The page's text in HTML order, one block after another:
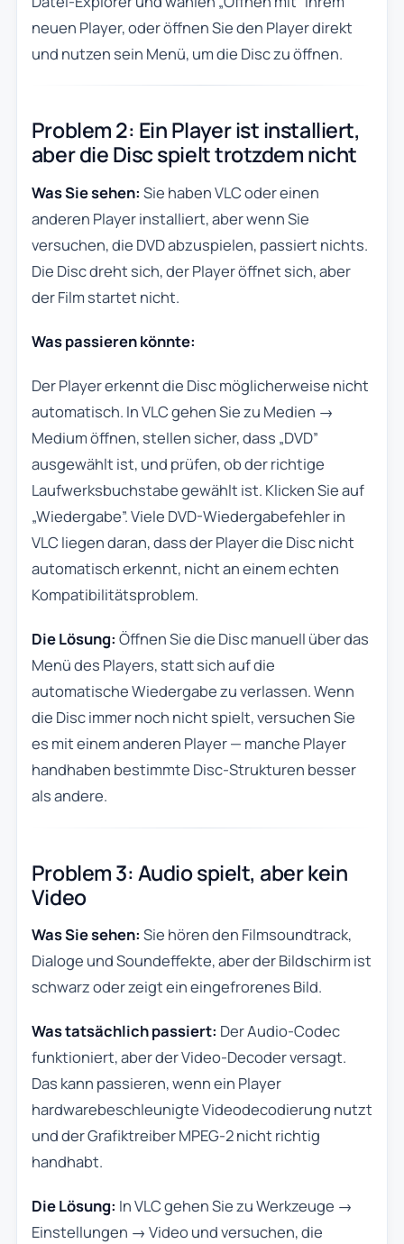
neuen Player, oder öffnen Sie den Player direkt
und nutzen sein Menü, um die Disc zu öffnen.
Problem 2: Ein Player ist installiert,
aber die Disc spielt trotzdem nicht
Was Sie sehen: Sie haben VLC oder einen
anderen Player installiert, aber wenn Sie
versuchen, die DVD abzuspielen, passiert nichts.
Die Disc dreht sich, der Player öffnet sich, aber
der Film startet nicht.
Was passieren könnte:
Der Player erkennt die Disc möglicherweise nicht
automatisch. In VLC gehen Sie zu Medien →
Medium öffnen, stellen sicher, dass „DVD”
ausgewählt ist, und prüfen, ob der richtige
Laufwerksbuchstabe gewählt ist. Klicken Sie auf
„Wiedergabe”. Viele DVD-Wiedergabefehler in
VLC liegen daran, dass der Player die Disc nicht
automatisch erkennt, nicht an einem echten
Kompatibilitätsproblem.
Die Lösung: Öffnen Sie die Disc manuell über das
Menü des Players, statt sich auf die
automatische Wiedergabe zu verlassen. Wenn
die Disc immer noch nicht spielt, versuchen Sie
es mit einem anderen Player — manche Player
handhaben bestimmte Disc-Strukturen besser
als andere.
Problem 3: Audio spielt, aber kein
Video
Was Sie sehen: Sie hören den Filmsoundtrack,
Dialoge und Soundeffekte, aber der Bildschirm ist
schwarz oder zeigt ein eingefrorenes Bild.
Was tatsächlich passiert: Der Audio-Codec
funktioniert, aber der Video-Decoder versagt.
Das kann passieren, wenn ein Player
hardwarebeschleunigte Videodecodierung nutzt
und der Grafiktreiber MPEG-2 nicht richtig
handhabt.
Die Lösung: In VLC gehen Sie zu Werkzeuge →
Einstellungen → Video und versuchen, die